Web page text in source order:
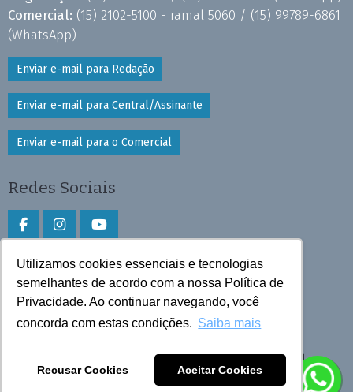
Utilizamos cookies essenciais e tecnologias
semelhantes de acordo com a nossa Política de
Privacidade. Ao continuar navegando, você
concorda com estas condições. Saiba mais
Recusar Cookies Aceitar Cookies
Comercial: (15) 2102-5100 - ramal 5060 / (15) 99789-6861
(WhatsApp)
Enviar e-mail para Redação
Enviar e-mail para Central/Assinante
Enviar e-mail para o Comercial
Redes Sociais
Faça download do aplicativo
Play Store e App Store
Todos os direitos reservados © 2026 Cruzeiro do Sul